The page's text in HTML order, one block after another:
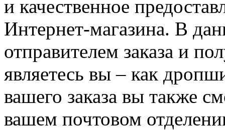
и качественное
Интернет-магазина. В
отправителем заказа и
являетесь вы – как
вашего заказа вы также
вашем почтовом